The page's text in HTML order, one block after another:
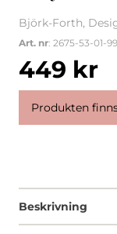
Björk-Forth,
Art. nr: 2675-53-01-99
449 kr
Produkten
Beskrivning